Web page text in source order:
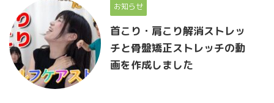
お知らせ
首こり・肩こり解消ストレッ
チと骨盤矯正ストレッチの動
画を作成しました